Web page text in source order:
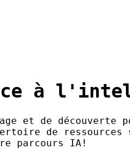
à
et de
de ressources
parcours IA!